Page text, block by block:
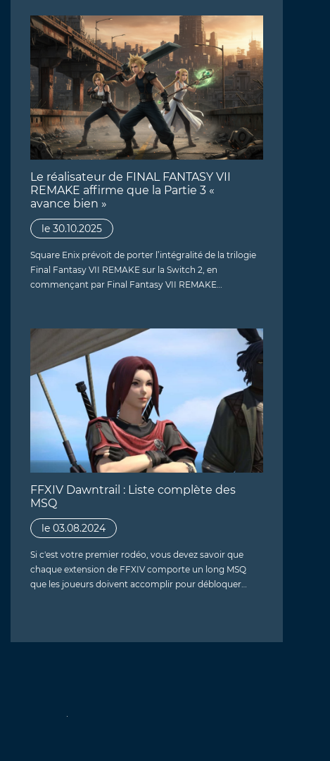
Le réalisateur de FINAL FANTASY VII
REMAKE affirme que la Partie 3 «
avance bien »
le 30.10.2025
Square Enix prévoit de porter l’intégralité de la trilogie
Final Fantasy VII REMAKE sur la Switch 2, en
commençant par Final Fantasy VII REMAKE…
FFXIV Dawntrail : Liste complète des
MSQ
le 03.08.2024
Si c'est votre premier rodéo, vous devez savoir que
chaque extension de FFXIV comporte un long MSQ
que les joueurs doivent accomplir pour débloquer…